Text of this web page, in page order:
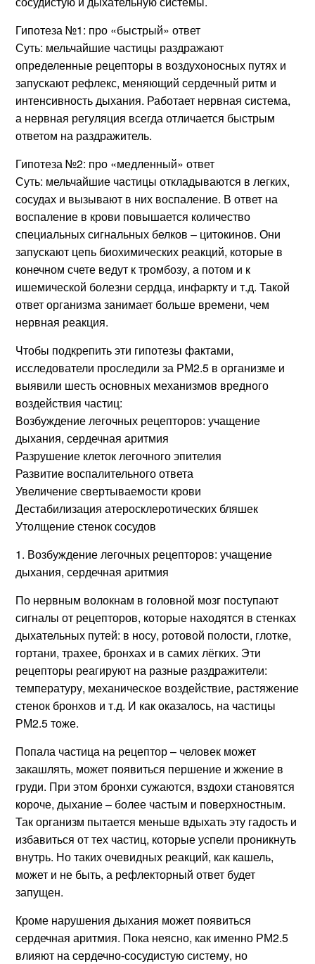
Гипотеза №1: про «быстрый» ответ
Суть: мельчайшие частицы раздражают
определенные рецепторы в воздухоносных путях и
запускают рефлекс, меняющий сердечный ритм и
интенсивность дыхания. Работает нервная система,
а нервная регуляция всегда отличается быстрым
ответом на раздражитель.
Гипотеза №2: про «медленный» ответ
Суть: мельчайшие частицы откладываются в легких,
сосудах и вызывают в них воспаление. В ответ на
воспаление в крови повышается количество
специальных сигнальных белков – цитокинов. Они
запускают цепь биохимических реакций, которые в
конечном счете ведут к тромбозу, а потом и к
ишемической болезни сердца, инфаркту и т.д. Такой
ответ организма занимает больше времени, чем
нервная реакция.
Чтобы подкрепить эти гипотезы фактами,
исследователи проследили за РМ2.5 в организме и
выявили шесть основных механизмов вредного
воздействия частиц:
Возбуждение легочных рецепторов: учащение
дыхания, сердечная аритмия
Разрушение клеток легочного эпителия
Развитие воспалительного ответа
Увеличение свертываемости крови
Дестабилизация атеросклеротических бляшек
Утолщение стенок сосудов
1. Возбуждение легочных рецепторов: учащение
дыхания, сердечная аритмия
По нервным волокнам в головной мозг поступают
сигналы от рецепторов, которые находятся в стенках
дыхательных путей: в носу, ротовой полости, глотке,
гортани, трахее, бронхах и в самих лёгких. Эти
рецепторы реагируют на разные раздражители:
температуру, механическое воздействие, растяжение
стенок бронхов и т.д. И как оказалось, на частицы
РМ2.5 тоже.
Попала частица на рецептор – человек может
закашлять, может появиться першение и жжение в
груди. При этом бронхи сужаются, вздохи становятся
короче, дыхание – более частым и поверхностным.
Так организм пытается меньше вдыхать эту гадость и
избавиться от тех частиц, которые успели проникнуть
внутрь. Но таких очевидных реакций, как кашель,
может и не быть, а рефлекторный ответ будет
запущен.
Кроме нарушения дыхания может появиться
сердечная аритмия. Пока неясно, как именно РМ2.5
влияют на сердечно-сосудистую систему, но